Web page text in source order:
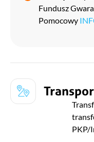
zabawę oraz ogromną
najbardziej
rzuty
proste, ale efekt...:
drugi narzuca
wylądować w strasznej
kolejnej tworzyć
Fundusz
Pomocowy
PKP/